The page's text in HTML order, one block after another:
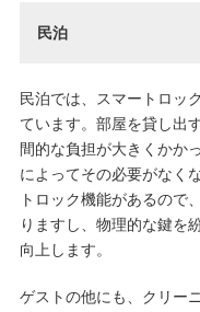
民泊
民泊では、スマートロッ
ています。部屋を貸し出
間的な負担が大きくかか
によってその必要がなく
トロック機能があるので
りますし、物理的な鍵を
向上します。
ゲストの他にも、クリー